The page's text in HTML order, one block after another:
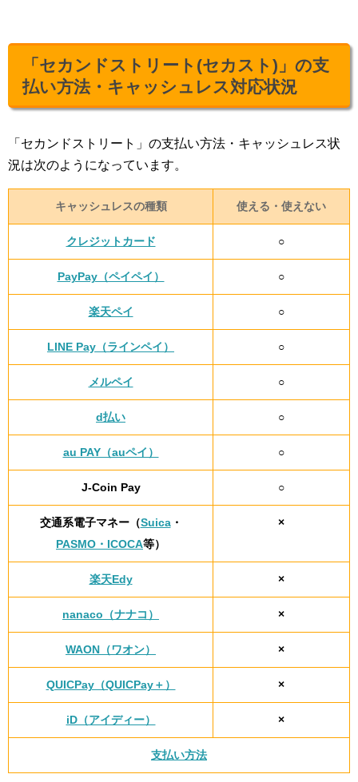
「セカンドストリート(セカスト)」の支
払い方法・キャッシュレス対応状況
「セカンドストリート」の支払い方法・キャッシュレス状
況は次のようになっています。
キャッシュレスの種類 使える・使えない
クレジットカード ○
PayPay（ペイペイ） ○
楽天ペイ ○
LINE Pay（ラインペイ） ○
メルペイ ○
d払い ○
au PAY（auペイ） ○
J-Coin Pay ○
交通系電子マネー（Suica・
PASMO・ICOCA等）
×
楽天Edy ×
nanaco（ナナコ） ×
WAON（ワオン） ×
QUICPay（QUICPay＋） ×
iD（アイディー） ×
支払い方法